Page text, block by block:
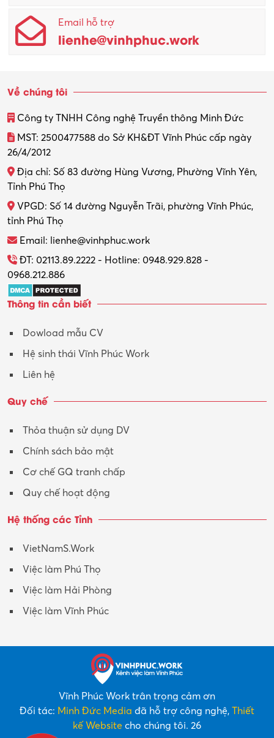
Email hỗ trợ
lienhe@vinhphuc.work
Về chúng tôi
Công ty TNHH Công nghệ Truyền thông Minh Đức
MST: 2500477588 do Sở KH&ĐT Vĩnh Phúc cấp ngày
26/4/2012
Địa chỉ: Số 83 đường Hùng Vương, Phường Vĩnh Yên,
Tỉnh Phú Thọ
VPGD: Số 14 đường Nguyễn Trãi, phường Vĩnh Phúc,
tỉnh Phú Thọ
Email: lienhe@vinhphuc.work
ĐT: 02113.89.2222 - Hotline: 0948.929.828 -
0968.212.886
Thông tin cần biết
Dowload mẫu CV
Hệ sinh thái Vĩnh Phúc Work
Liên hệ
Quy chế
Thỏa thuận sử dụng DV
Chính sách bảo mật
Cơ chế GQ tranh chấp
Quy chế hoạt động
Hệ thống các Tỉnh
VietNamS.Work
Việc làm Phú Thọ
Việc làm Hải Phòng
Việc làm Vĩnh Phúc
Vĩnh Phúc Work trân trọng cảm ơn
Đối tác: Minh Đức Media đã hỗ trợ công nghệ, Thiết
kế Website cho chúng tôi. 26